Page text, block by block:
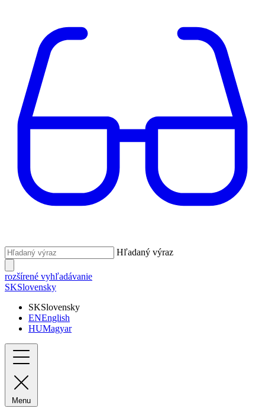
Hľadaný výraz
rozšírené vyhľadávanie
SKSlovensky
SKSlovensky
ENEnglish
HUMagyar
Menu